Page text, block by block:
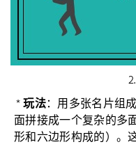
2.
*玩法：用多张名片组
面拼接成一个复杂的多
形和六边形构成的）。